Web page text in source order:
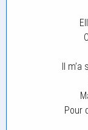
Il
Pour